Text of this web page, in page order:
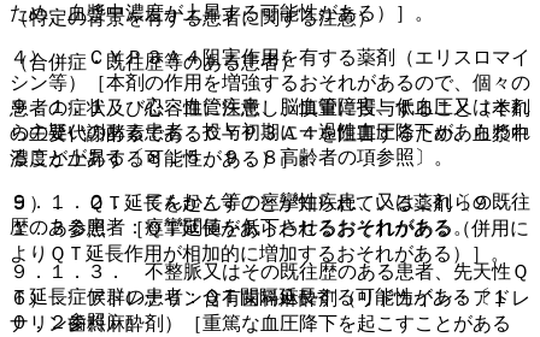
ため、血漿中濃度が上昇する可能性がある）］。
４）． ＣＹＰ３Ａ４阻害作用を有する薬剤（エリスロマイ
シン等）［本剤の作用を増強するおそれがあるので、個々の
患者の症状及び忍容性に注意し、慎重に投与すること（本剤
の主要代謝酵素であるＣＹＰ３Ａ４を阻害するため、血漿中
濃度が上昇する可能性がある）］。
５）． ＱＴ延長を起こすことが知られている薬剤〔９．
１．３参照〕［ＱＴ延長があらわれるおそれがある（併用に
よりＱＴ延長作用が相加的に増加するおそれがある）］。
６）． アドレナリン含有歯科麻酔剤（リドカイン・アドレ
ナリン歯科麻酔剤）［重篤な血圧降下を起こすことがある
（特定の背景を有する患者に関する注意）
（合併症・既往歴等のある患者）
９．１．１． 心・血管疾患、脳血管障害、低血圧又はそれ
らの疑いのある患者：投与初期に一過性血圧降下があらわれ
ることがある〔８．５、９．８高齢者の項参照〕。
９．１．２． てんかん等の痙攣性疾患、又はこれらの既往
歴のある患者：痙攣閾値を低下させるおそれがある。
９．１．３． 不整脈又はその既往歴のある患者、先天性Ｑ
Ｔ延長症候群の患者：ＱＴ間隔延長する可能性がある〔１
０．２参照〕。